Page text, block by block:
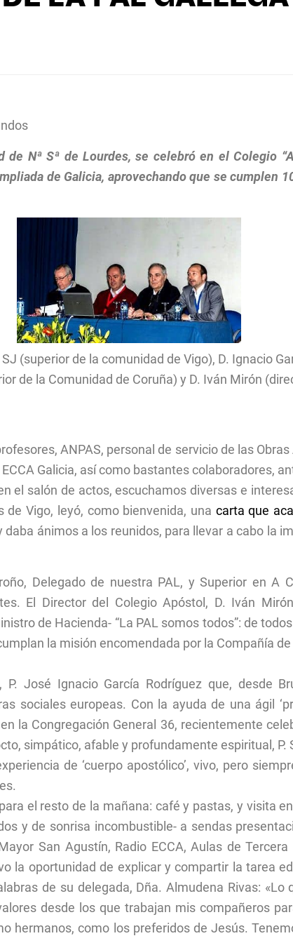
Nª Sª de Lourdes, se celebró en el Colegio
de Galicia, aprovechando que se cumplen
(superior de la comunidad de Vigo), D. Ignacio
de la Comunidad de Coruña) y D. Iván Mirón
ANPAS, personal de servicio de las
Galicia, así como bastantes colaboradores,
el salón de actos, escuchamos diversas e
de Vigo, leyó, como bienvenida, una carta que
daba ánimos a los reunidos, para llevar a cabo la
Delegado de nuestra PAL, y Superior en A
El Director del Colegio Apóstol, D. Iván
de Hacienda- “La PAL somos todos”: de
la misión encomendada por la Compañía
P. José Ignacio García Rodríguez que, desde
sociales europeas. Con la ayuda de una ágil
la Congregación General 36, recientemente
simpático, afable y profundamente espiritual, P.
de ‘cuerpo apostólico’, vivo, pero
el resto de la mañana: café y pastas, y visita
y de sonrisa incombustible- a sendas
San Agustín, Radio ECCA, Aulas de
la oportunidad de explicar y compartir la tarea
de su delegada, Dña. Almudena Rivas:
desde los que trabajan mis compañeros
hermanos, como los preferidos de Jesús.